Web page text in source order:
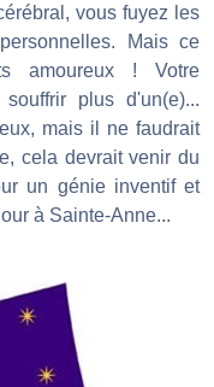
vous fuyez les
Mais ce
amoureux ! Votre
plus d'un(e)...
mais il ne faudrait
cela devrait venir du
un génie inventif et
à Sainte-Anne...